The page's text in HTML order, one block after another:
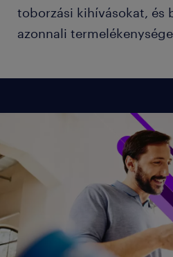
toborzási kihívásokat, és
azonnali